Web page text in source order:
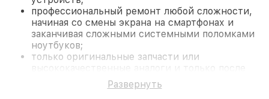
профессиональный ремонт любой сложности,
начиная со смены экрана на смартфонах и
заканчивая сложными системными поломками
ноутбуков;
только оригинальные запчасти или
согласования с клиентом.
На все работы и замененные комплектующие
Развернуть